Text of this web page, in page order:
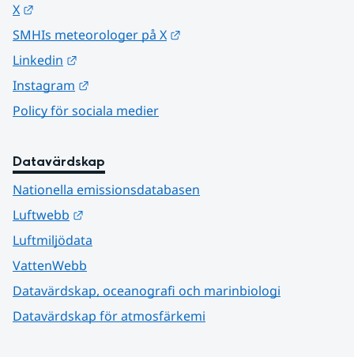
X
SMHIs meteorologer på X
Linkedin
Instagram
Policy för sociala medier
Datavärdskap
Nationella emissionsdatabasen
Luftwebb
Luftmiljödata
VattenWebb
Datavärdskap, oceanografi och marinbiologi
Datavärdskap för atmosfärkemi